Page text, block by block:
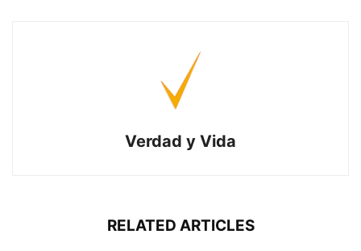
Verdad y Vida
RELATED ARTICLES